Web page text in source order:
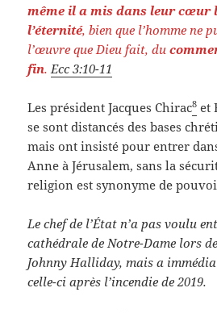
même il a mis dans leur cœur
l’éternité, bien que l’homme ne
l’œuvre que Dieu fait, du
fin. Ecc 3:10-11
Les président Jacques Chirac8 et
se sont distancés des bases
mais ont insisté pour entrer
Anne à Jérusalem, sans la
religion est synonyme de
Le chef de l’État n’a pas voulu
cathédrale de Notre-Dame lors
Johnny Halliday, mais a
celle-ci après l’incendie de 2019.